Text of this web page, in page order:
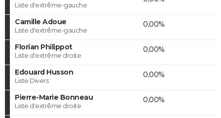
Liste d'extrême-gauche
Camille Adoue
Liste d'extrême-gauche
0,00%
Florian Philippot
Liste d'extrême droite
0,00%
Edouard Husson
Liste Divers
0,00%
Pierre-Marie Bonneau
Liste d'extrême droite
0,00%